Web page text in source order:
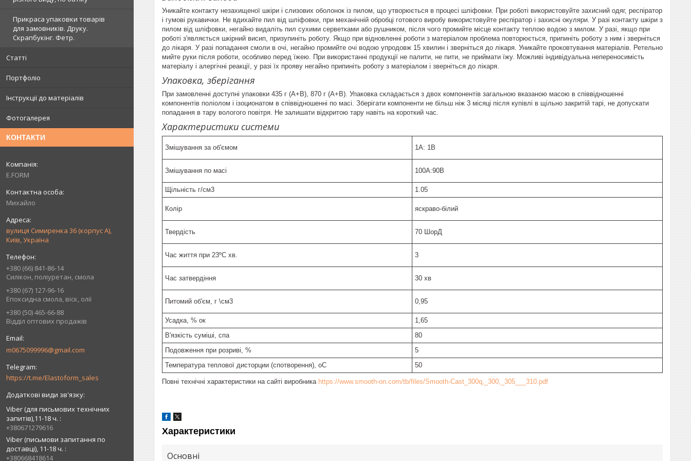
Прикраса упаковки товарів
для замовників. Друку.
Скрапбукінг. Фетр.
Статті
Портфоліо
Інструкції до матеріалів
Фотогалерея
КОНТАКТИ
E.FORM
Михайло
вулиця Симиренка 36 (корпус А),
Київ, Україна
+380 (66) 841-86-14
Силікон, поліуретан, смола
+380 (67) 127-96-16
Епоксидна смола, віск, олії
+380 (50) 465-66-88
Відділ оптових продажів
m0675099996@gmail.com
https://t.me/Elastoform_sales
Viber (для письмових технічних
запитів),11-18 ч.
+380671279616
Viber (письмови запитання по
доставці), 11-18 ч.
+380668418614
Уникайте контакту незахищеної шкіри і слизових оболонок із пилом, що утворюється в процесі шліфовки. При роботі використовуйте захисний одяг, респіратор
і гумові рукавички. Не вдихайте пил від шліфовки, при механічній обробці готового виробу використовуйте респіратор і захисні окуляри. У разі контакту шкіри з
пилом від шліфовки, негайно видаліть пил сухими серветками або рушником, після чого промийте місце контакту теплою водою з милом. У разі, якщо при
роботі з'являється шкірний висип, призупиніть роботу. Якщо при відновленні роботи з матеріалом проблема повторюється, припиніть роботу з ним і зверніться
до лікаря. У разі попадання смоли в очі, негайно промийте очі водою упродовж 15 хвилин і зверніться до лікаря. Уникайте проковтування матеріалів. Ретельно
мийте руки після роботи, особливо перед їжею. При використанні продукції не палити, не пити, не приймати їжу. Можливі індивідуальна непереносимість
матеріалу і алергічні реакції, у разі їх прояву негайно припиніть роботу з матеріалом і зверніться до лікаря.
Упаковка, зберігання
При замовленні доступні упаковки 435 г (А+В), 870 г (А+В). Упаковка складається з двох компонентів загальною вказаною масою в співвідношенні
компонентів поліолом і ізоционатом в співвідношенні по масі. Зберігати компоненти не більш ніж 3 місяці після купівлі в щільно закритій тарі, не допускати
попадання в тару вологого повітря. Не залишати відкритою тару навіть на короткий час.
Характеристики системи
Змішування за об'ємом 1А: 1В
Змішування по масі 100A:90B
Щільність г/см3 1.05
Колір яскраво-білий
Твердість 70 ШорД
Час життя при 23ºС хв. 3
Час затвердіння 30 хв
Питомий об'єм, г \см3 0,95
Усадка, % ок
1,65
В'язкість суміші, спа
80
Подовження при розриві, %
5
Температура теплової дисторции (спотворення), оС
50
Повні технічні характеристики на сайті виробника https://www.smooth-on.com/tb/files/Smooth-Cast_300q,_300,_305___310.pdf
Характеристики
Основні